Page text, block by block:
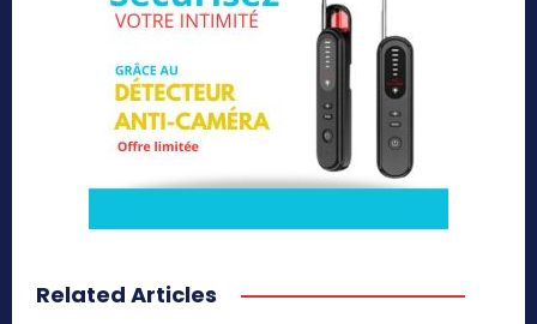
Related Articles